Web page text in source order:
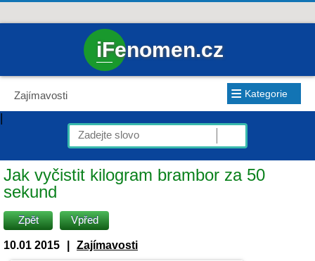
iFenomen.cz
Zajímavosti ≡ Kategorie
|
Jak vyčistit kilogram brambor za 50
sekund
Zpět Vpřed
10.01 2015
Zajímavosti